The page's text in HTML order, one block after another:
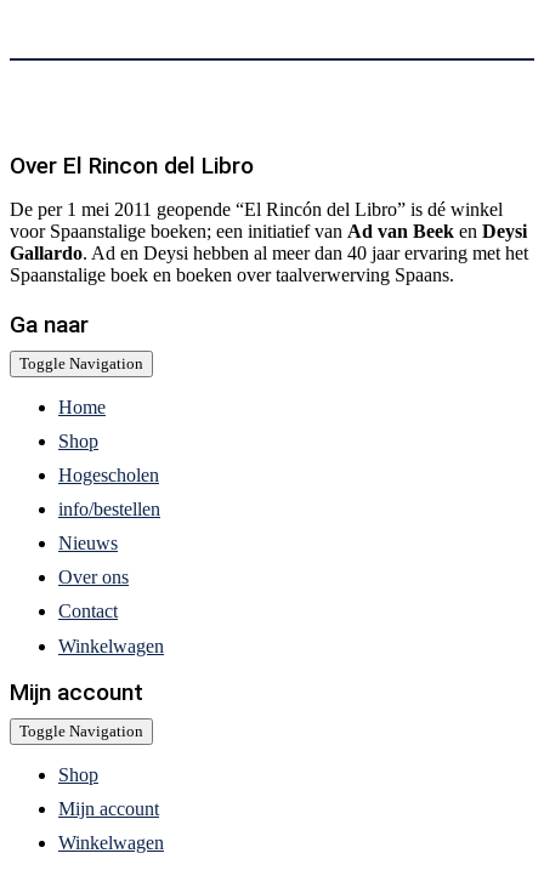
Over El Rincon del Libro
De per 1 mei 2011 geopende “El Rincón del Libro” is dé winkel
voor Spaanstalige boeken; een initiatief van Ad van Beek en Deysi
Gallardo. Ad en Deysi hebben al meer dan 40 jaar ervaring met het
Spaanstalige boek en boeken over taalverwerving Spaans.
Ga naar
Toggle Navigation
Home
Shop
Hogescholen
info/bestellen
Nieuws
Over ons
Contact
Winkelwagen
Mijn account
Toggle Navigation
Shop
Mijn account
Winkelwagen